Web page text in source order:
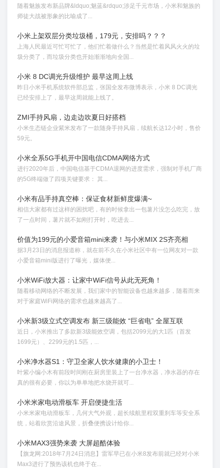
随着魅族发布新品牌&ldquo;魅蓝&rdquo;涉足千元市场，小米和魅族的
师徒大战被形象的比喻成了...
小米上架双层分类垃圾桶，179元，安排吗？？？
上海人民最近可忙可忙了，他们忙着做什么？当然是忙着风风火火的垃
圾分类了，而垃圾分类也开始渐渐地向全国...
小米 8 DC调光升级维护 最早这周上线
昨日小米手机系统软件部总监，张国全发布微博表示，小米 8 DC调光
已经安排上了，最早这周就能上线了。
ZMI手持风扇，边走边吹夏日好搭档
小米生态链企业紫米发布了一款随身手持风扇，续航长达12小时，售价
59元。
小米全系5G手机开中国电信CDMA网络方式
进行2020年后，中国电信基于CDMA退网的进度需求，强制对手机厂商
的5G终端做了四项关键要求： 其...
小米有品手持真空棒：保证食材新鲜度爆满~
相信大家都有过这样的困扰吧，有的时候拿出一包薯片没怎么吃完，放
了一点时间，薯片就不如刚打开时，吃进去...
价值为199元的小爱音箱mini来袭！与小米MIX 2S齐亮相
据3月23日的消息报道称，就在前不久在小米社区中有一位网友对一款
小爱音箱mini版进行了曝光，媒体便...
小米WiFi放大器：让家中WiFi信号从此无死角！
随着移动网络的不断发展，我们家中的智能设备也越来越多，随着而来
对于家庭WiFi网络的需求也越来越高了...
小米新3级立式空调发布 新三级能效 “巨省电” 全屋互联
近日，小米推出了多款新3级能效空调，包括2099元的大1匹（首发
1699元）、2299元的1.5匹，...
小米净水器S1：守卫全家人饮水健康的小卫士！
叶紫小编小木有前段时间刚在厨房里装上了一台净水器，净水器的存在
真的很有必要，你以为单单地把水烧开就可...
小米米家电动滑板车 开启便捷生活
小米米家电动滑板车，几何大气外观，超长续航里程双重刹车等安全系
统，站着欣赏沿途风景，折叠便携设计给你...
小米MAX3强势来袭 大屏超酷体验
【旗龙网:2018年7月24日消息】雷军早已在小米8发布前就已经对小米
Max3进行了预热该机也终于在...